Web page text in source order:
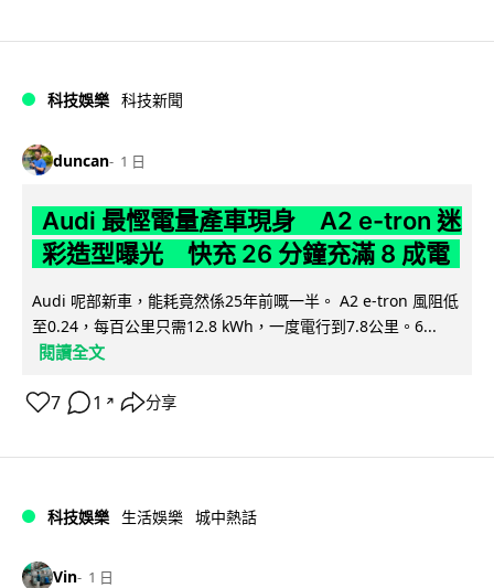
科技娛樂 科技新聞
duncan 1 日
Audi 最慳電量產車現身 A2 e-tron 迷
彩造型曝光 快充 26 分鐘充滿 8 成電
Audi 呢部新車，能耗竟然係25年前嘅一半。 A2 e-tron 風阻低
至0.24，每百公里只需12.8 kWh，一度電行到7.8公里。6...
閱讀全文
7 1 ↗ 分享
科技娛樂 生活娛樂 城中熱話
Vin 1 日